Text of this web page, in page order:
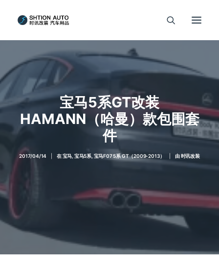
宝马5系GT改装
HAMANN（哈曼）款包围套
件
2017/04/14 在宝马 宝马5系 宝马F07 5系 GT（2009-2013） 由时讯改装